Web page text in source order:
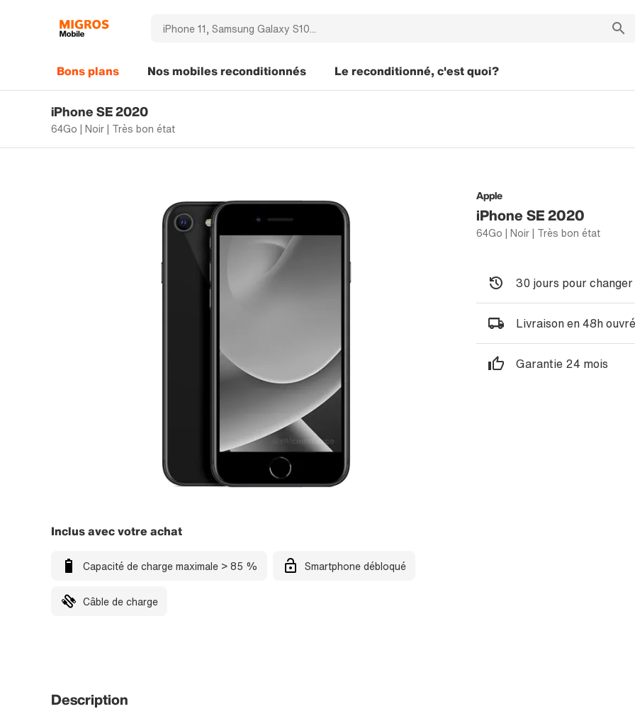
Bons plans Nos mobiles reconditionnés Le reconditionné, c'est quoi?
iPhone SE 2020
64Go | Noir | Très bon état
Apple
iPhone SE 2020
64Go | Noir | Très bon état
Inclus avec votre achat
Capacité de charge maximale > 85 % Smartphone débloqué
Câble de charge
30 jours pour
Livraison en 48h
Garantie 24 mois
Description